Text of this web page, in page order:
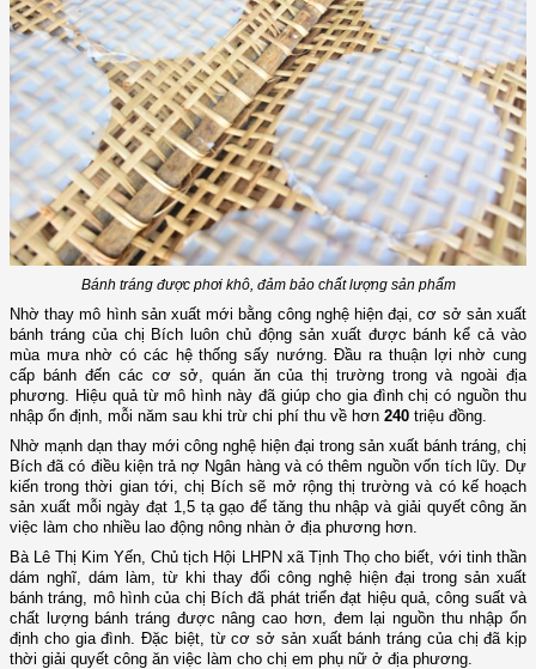
Bánh tráng được phơi khô, đảm bảo chất lượng sản phẩm
Nhờ thay mô hình sản xuất mới bằng công nghệ hiện đại, cơ sở sản xuất
bánh tráng của chị Bích luôn chủ động sản xuất được bánh kể cả vào
mùa mưa nhờ có các hệ thống sấy nướng. Đầu ra thuận lợi nhờ cung
cấp bánh đến các cơ sở, quán ăn của thị trường trong và ngoài địa
phương.
Hiệu quả từ mô hình này đã giúp cho gia đình chị có nguồn thu
nhập ổn định, mỗi năm sau khi trừ chi phí thu về hơn 240 triệu đồng.
Nhờ mạnh dạn thay mới công nghệ hiện đại trong sản xuất bánh tráng, chị
Bích đã có điều kiện trả nợ Ngân hàng và có thêm nguồn vốn tích lũy. Dự
kiến trong thời gian tới, chị Bích sẽ mở rộng thị trường và có kế hoạch
sản xuất mỗi ngày đạt 1,5 tạ gạo để tăng thu nhập và giải quyết công ăn
việc làm cho nhiều lao động nông nhàn ở địa phương hơn.
Bà Lê Thị Kim Yến Chủ tịch Hội LHPN xã Tịnh Thọ cho biết, với tinh thần
dám nghĩ, dám làm, từ khi thay đổi công nghệ hiện đại trong sản xuất
bánh tráng, mô hình của chị Bích đã phát triển đạt hiệu quả, công suất và
chất lượng bánh tráng được nâng cao hơn, đem lại nguồn thu nhập ổn
định cho gia đình. Đặc biệt, từ cơ sở sản xuất bánh tráng của chị đã kịp
thời giải quyết công ăn việc làm cho chị em phụ nữ ở địa phương.